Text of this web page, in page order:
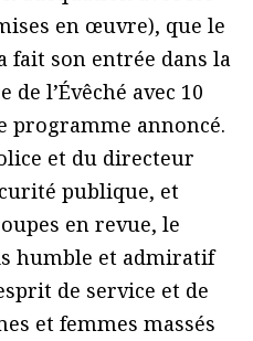
en œuvre), que le
fait son entrée dans la
de l’Évêché avec 10
programme annoncé.
et du directeur
publique, et
en revue, le
humble et admiratif
de service et de
et femmes massés